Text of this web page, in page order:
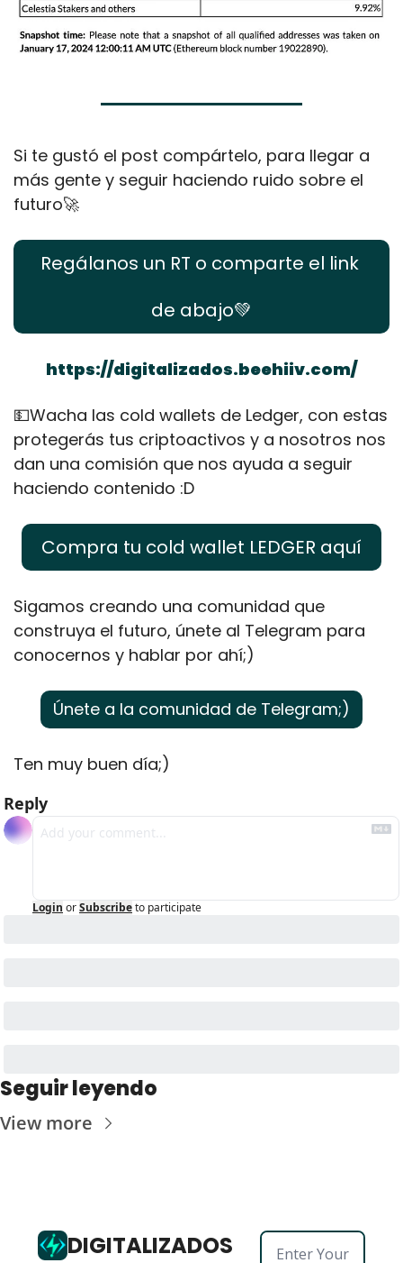
Si te gustó el post compártelo, para llegar a
más gente y seguir haciendo ruido sobre el
futuro🚀
Regálanos un RT o comparte el link
de abajo💚
https://digitalizados.beehiiv.com/
💵Wacha las cold wallets de Ledger, con estas
protegerás tus criptoactivos y a nosotros nos
dan una comisión que nos ayuda a seguir
haciendo contenido :D
Compra tu cold wallet LEDGER aquí
Sigamos creando una comunidad que
construya el futuro, únete al Telegram para
conocernos y hablar por ahí;)
Únete a la comunidad de Telegram;)
Ten muy buen día;)
Reply
Login orSubscribeto participate
Seguir leyendo
View more
DIGITALIZADOS